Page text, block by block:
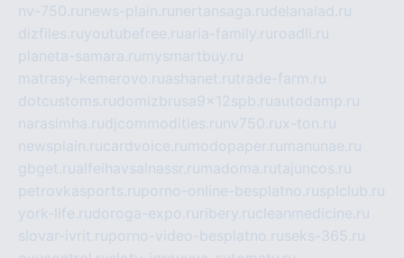
nv-750.ru news-plain.ru nertansaga.rudelanalad.ru
dizfiles.ruyoutubefree.ruaria-family.ru roadli.ru
planeta-samara.ru mysmartbuy.ru
matrasy-kemerovo.ruashanet.rutrade-farm.ru
dotcustoms.rudomizbrusa9x12spb.ruautodamp.ru
narasimha.rudjcommodities.ru nv750.rux-ton.ru
newsplain.rucardvoice.ru modopaper.ru manunae.ru
gbget.rualfeihavsalnassr.ru madoma.rutajuncos.ru
petrovkasports.ruporno-online-besplatno.rusplclub.ru
york-life.rudoroga-expo.ru ribery.rucleanmedicine.ru
slovar-ivrit.ruporno-video-besplatno.ruseks-365.ru